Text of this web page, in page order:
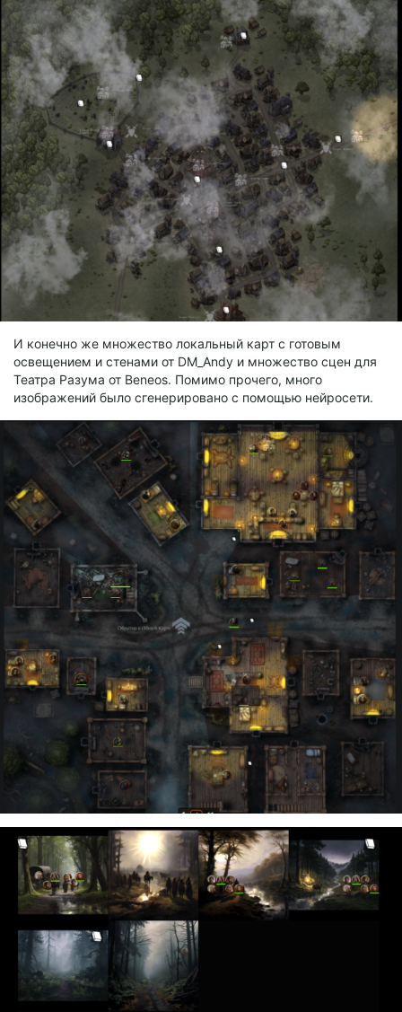
И конечно же множество локальный карт с готовым
освещением и стенами от DM_Andy и множество сцен для
Театра Разума от Beneos. Помимо прочего, много
изображений было сгенерировано с помощью нейросети.